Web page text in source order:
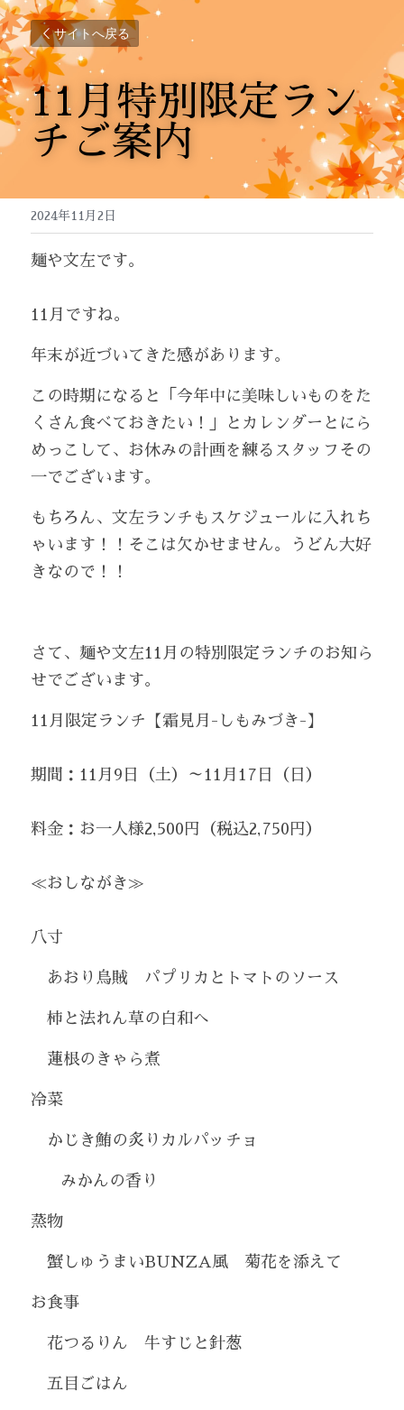
サイトへ戻る
11月特別限定ラン
チご案内
2024年11月2日
麺や文左です。
11月ですね。
年末が近づいてきた感があります。
この時期になると「今年中に美味しいものをた
くさん食べておきたい！」とカレンダーとにら
めっこして、お休みの計画を練るスタッフその
一でございます。
もちろん、文左ランチもスケジュールに入れち
ゃいます！！そこは欠かせません。うどん大好
きなので！！
さて、麺や文左11月の特別限定ランチのお知ら
せでございます。
11月限定ランチ【霜見月-しもみづき-】
期間：11月9日（土）～11月17日（日）
料金：お一人様2,500円（税込2,750円）
≪おしながき≫
八寸
あおり烏賊　パプリカとトマトのソース
柿と法れん草の白和へ
蓮根のきゃら煮
冷菜
かじき鮪の炙りカルパッチョ
   　みかんの香り
蒸物
蟹しゅうまいBUNZA風　菊花を添えて
お食事
花つるりん　牛すじと針葱
五目ごはん